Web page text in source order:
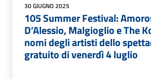
30 GIUGNO 2025
105 Summer Festival:
D’Alessio, Malgioglio e The
nomi degli artisti dello
gratuito di venerdì 4 luglio